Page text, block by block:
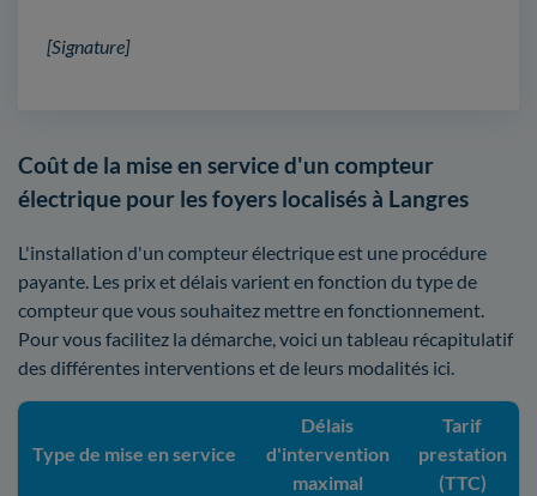
[Signature]
Coût de la mise en service d'un compteur
électrique pour les foyers localisés à Langres
L'installation d'un compteur électrique est une procédure
payante. Les prix et délais varient en fonction du type de
compteur que vous souhaitez mettre en fonctionnement.
Pour vous facilitez la démarche, voici un tableau récapitulatif
des différentes interventions et de leurs modalités ici.
Type de mise en service
Délais
d'intervention
maximal
Tarif
prestation
(TTC)